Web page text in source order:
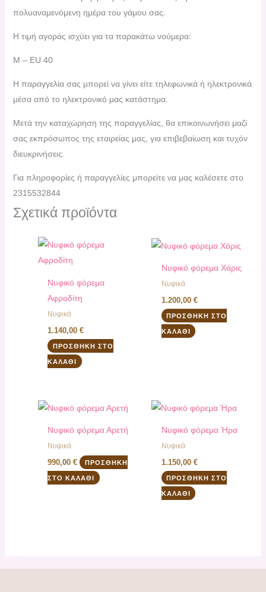
πολυαναμενόμενη ημέρα του γάμου σας.
Η τιμή αγοράς ισχύει για τα παρακάτω νούμερα:
Μ – EU 40
H παραγγελία σας μπορεί να γίνει είτε τηλεφωνικά ή ηλεκτρονικά
μέσα από το ηλεκτρονικό μας κατάστημα.
Μετά την καταχώρηση της παραγγελίας, θα επικοινωνήσει μαζί
σας εκπρόσωπος της εταιρείας μας, για επιβεβαίωση και τυχόν
διευκρινήσεις.
Για πληροφορίες ή παραγγελίες μπορείτε να μας καλέσετε στο
2315532844
Σχετικά προϊόντα
Νυφικό φόρεμα
Αφροδίτη
Νυφικά
1.140,00€
ΠΡΟΣΘΉΚΗ ΣΤΟ
ΚΑΛΆΘΙ
Νυφικό φόρεμα Χάρις
Νυφικά
1.200,00 €
ΠΡΟΣΘΉΚΗ ΣΤΟ
ΚΑΛΆΘΙ
Νυφικό φόρεμα Αρετή
Νυφικά
990,00€ ΠΡΟΣΘΉΚΗ
ΣΤΟ ΚΑΛΆΘΙ
Νυφικό φόρεμα Ήρα
Νυφικά
1.150,00 €
ΠΡΟΣΘΉΚΗ ΣΤΟ
ΚΑΛΆΘΙ